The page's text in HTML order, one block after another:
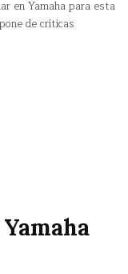
en Yamaha para esta
de críticas